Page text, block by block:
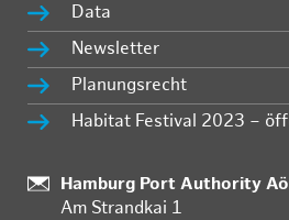
Data
Newsletter
Planungsrecht
Habitat Festival 2023 –
Standort:
Hamburg Port Authority
Am Strandkai 1